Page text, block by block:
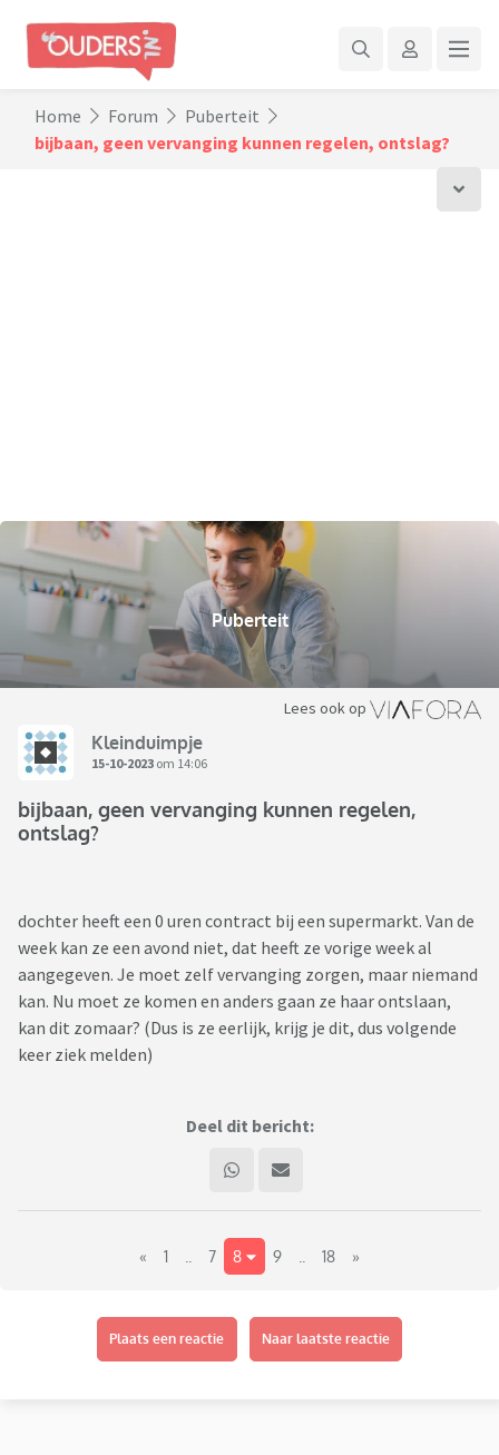
Home Forum
Puberteit
bijbaan, geen vervanging kunnen regelen, ontslag?
Puberteit
Lees ook op
Kleinduimpje
15-10-2023 om 14:06
bijbaan, geen vervanging kunnen regelen,
ontslag?
dochter heeft een 0 uren contract bij een supermarkt. Van de
week kan ze een avond niet, dat heeft ze vorige week al
aangegeven. Je moet zelf vervanging zorgen, maar niemand
kan. Nu moet ze komen en anders gaan ze haar ontslaan,
kan dit zomaar? (Dus is ze eerlijk, krijg je dit, dus volgende
keer ziek melden)
Deel dit bericht:
« 1 7 8 9 18 »
Plaats een reactie Naar laatste reactie